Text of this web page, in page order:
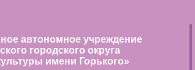
автономное учреждение
городского округа
имени Горького»